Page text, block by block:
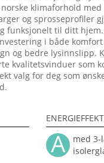
klimaforhold
og sprosseprofiler
funksjonelt til ditt
i både
og bedre lysinnslipp.
kvalitetsvinduer som
valg for deg som
med 3-